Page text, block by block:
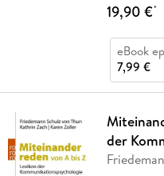
19,90 €*
eBook
7,99 €
der